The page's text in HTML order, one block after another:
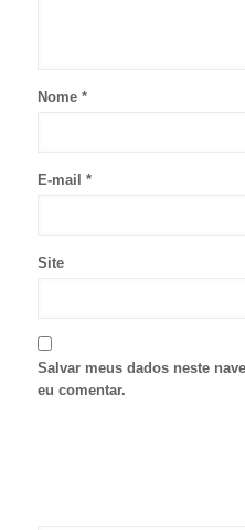
Nome *
E-mail *
Site
Salvar meus dados neste
eu comentar.